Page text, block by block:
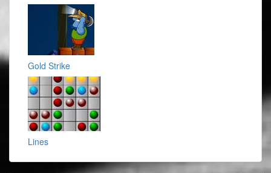
Gold Strike
Lines